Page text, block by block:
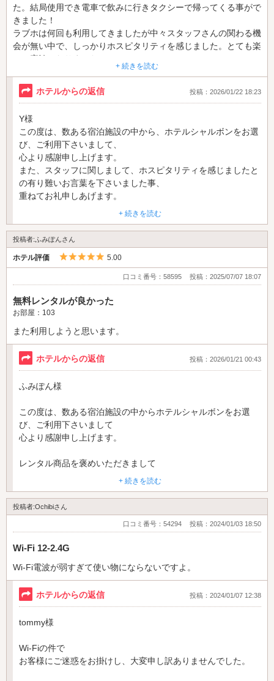
た。結局使用でき電車で飲みに行きタクシーで帰ってくる事がで
きました！
ラブホは何回も利用してきましたが中々スタッフさんの関わる機
会が無い中で、しっかりホスピタリティを感じました。とても楽
しい宿泊になりました！
飲みに行った所がとても気に入ったのでまた同じ流れで利用する
事もあるかと思いますのでよろしくお願いします。
+ 続きを読む
ホテルからの返信 投稿：2026/01/22 18:23
Y様
この度は、数ある宿泊施設の中から、ホテルシャルボンをお選
び、ご利用下さいまして、
心より感謝申し上げます。
また、スタッフに関しまして、ホスピタリティを感じましたと
の有り難いお言葉を下さいました事、
重ねてお礼申しあげます。
ご滞在中、快適にお過ごし頂けました事、大変嬉しく存じま
また機会がございましたら、ホテルシャルボンをどうぞよろし
くお願いいたします。
この度はお忙しい中、大変有り難い口コミを下さいまして誠に
ホテルシャルボン 支配人
+ 続きを読む
投稿者:ふみぽんさん
ホテル評価 5つ星のうち5
5.00
口コミ番号：58595 投稿：2025/07/07 18:07
無料レンタルが良かった
お部屋：103
また利用しようと思います。
ホテルからの返信 投稿：2026/01/21 00:43
ふみぽん様
この度は、数ある宿泊施設の中からホテルシャルボンをお選
び、ご利用下さいまして
心より感謝申し上げます。
レンタル商品を褒めいただきまして
今後とも、
お客様に選んでいただけるホテル
接客を目指し、スタッフ一同、日々精進して参ります。
この度はお忙しい中、口コミ下さいました事
心よりお礼申し上げます。
ありがとうございました。
またのご来店
心よりお待ちしております。
ホテルシャルボン 支配人
+ 続きを読む
投稿者:Ochibiさん
口コミ番号：54294 投稿：2024/01/03 18:50
Wi-Fi 12-2.4G
Wi-Fi電波が弱すぎて使い物にならないですよ。
ホテルからの返信 投稿：2024/01/07 12:38
tommy様
Wi-Fiの件で
お客様にご迷惑をお掛けし、大変申し訳ありませんでした。